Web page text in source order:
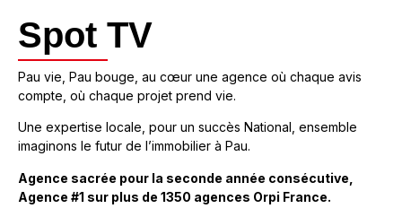
Spot TV
Pau vie, Pau bouge, au cœur une agence où chaque avis
compte, où chaque projet prend vie.
Une expertise locale, pour un succès National, ensemble
imaginons le futur de l’immobilier à Pau.
Agence sacrée pour la seconde année consécutive,
Agence #1 sur plus de 1350 agences Orpi France.